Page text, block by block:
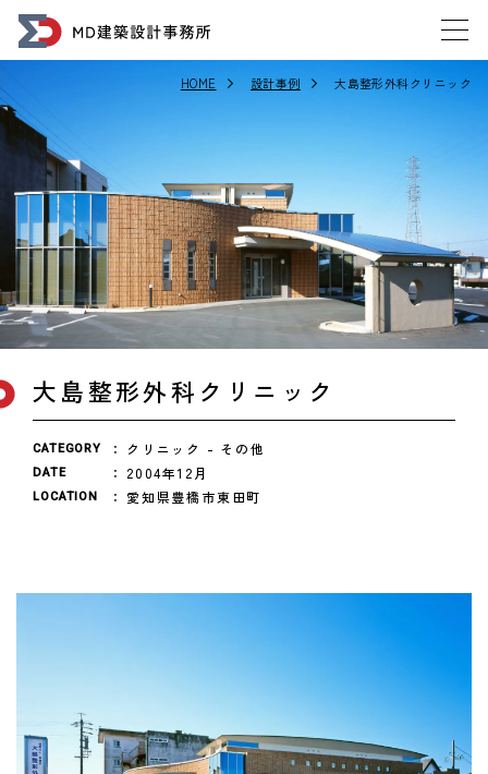
HOME 設計事例 大島整形外科クリニック
大島整形外科クリニック
CATEGORY クリニック その他
DATE 2004年12月
LOCATION 愛知県豊橋市東田町